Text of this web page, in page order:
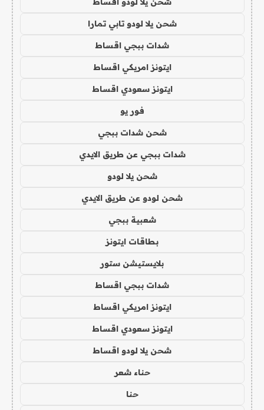
شحن يلا لودو تابي تمارا
شدات ببجي اقساط
ايتونز امريكي اقساط
ايتونز سعودي اقساط
فور يو
شحن شدات ببجي
شدات ببجي عن طريق الايدي
شحن يلا لودو
شحن لودو عن طريق الايدي
شعبية ببجي
بطاقات ايتونز
بلايستيشن ستور
شدات ببجي اقساط
ايتونز امريكي اقساط
ايتونز سعودي اقساط
شحن يلا لودو اقساط
حناء شعر
حنا